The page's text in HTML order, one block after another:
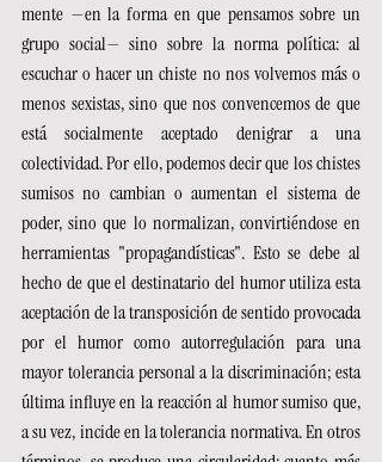
mente —en la forma en que pensamos sobre un
grupo social— sino sobre la norma política: al
escuchar o hacer un chiste no nos volvemos más o
menos sexistas, sino que nos convencemos de que
está socialmente aceptado denigrar a una
colectividad. Por ello, podemos decir que los chistes
sumisos no cambian o aumentan el sistema de
poder, sino que lo normalizan, convirtiéndose en
herramientas "propagandísticas". Esto se debe al
hecho de que el destinatario del humor utiliza esta
aceptación de la transposición de sentido provocada
por el humor como autorregulación para una
mayor tolerancia personal a la discriminación; esta
última influye en la reacción al humor sumiso que,
a su vez, incide en la tolerancia normativa. En otros